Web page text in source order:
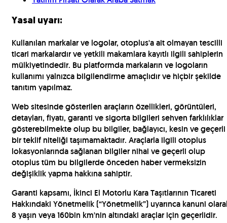
Yasal uyarı:
Kullanılan markalar ve logolar, otoplus'a ait olmayan tescilli
ticari markalardır ve yetkili makamlara kayıtlı ilgili sahiplerin
mülkiyetindedir. Bu platformda markaların ve logoların
kullanımı yalnızca bilgilendirme amaçlıdır ve hiçbir şekilde
tanıtım yapılmaz.
Web sitesinde gösterilen araçların özellikleri, görüntüleri,
detayları, fiyatı, garanti ve sigorta bilgileri sehven farklılıklar
gösterebilmekte olup bu bilgiler, bağlayıcı, kesin ve geçerli
bir teklif niteliği taşımamaktadır. Araçlarla ilgili otoplus
lokasyonlarında sağlanan bilgiler nihai ve geçerli olup
otoplus tüm bu bilgilerde önceden haber vermeksizin
değişiklik yapma hakkına sahiptir.
Garanti kapsamı, İkinci El Motorlu Kara Taşıtlarının Ticareti
Hakkındaki Yönetmelik (“Yönetmelik”) uyarınca kanuni
8 yaşın veya 160bin km'nin altındaki araçlar için geçerlidir.